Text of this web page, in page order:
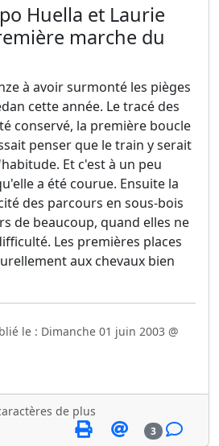
Huella et Laurie
marche du
à avoir surmonté les pièges
cette année. Le tracé des
conservé, la première boucle
penser que le train y serait
Et c'est à un peu
a été courue. Ensuite la
des parcours en sous-bois
de beaucoup, quand elles ne
Les premières places
aux chevaux bien
le : Dimanche 01 juin 2003 @
de plus
3